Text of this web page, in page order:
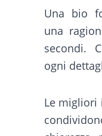
Una bio
una
secondi.
ogni
Le migliori